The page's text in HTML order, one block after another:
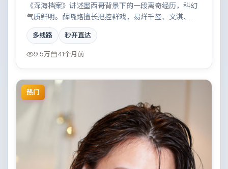
《深海档案》讲述墨西哥背景下的一段离奇经历，科幻
气质鲜明。薛晓路擅长把控群戏，易烊千玺、文淇、莱
昂纳多·迪卡普里奥、全智贤共同撑起复杂人物关系，小
人物在时代洪流中的抉择令人唏嘘。
多线路 秒开直达
9.5万 41个月前
热门